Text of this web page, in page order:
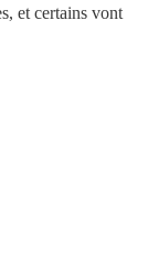
et certains vont